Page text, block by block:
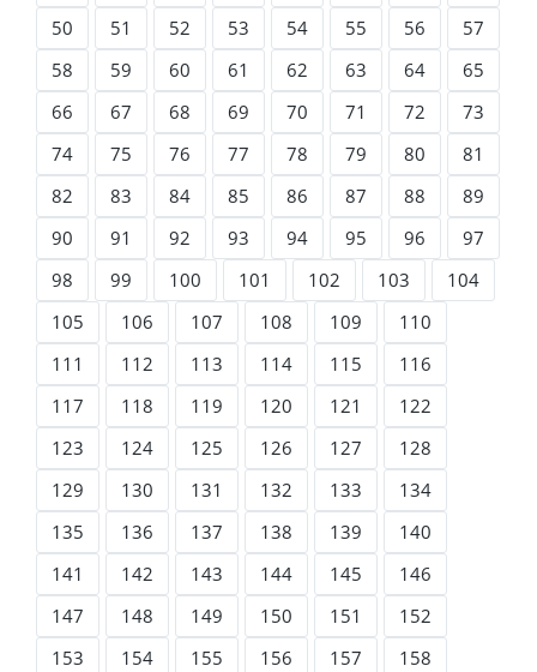
50
51 52 53 54 55 56
57
58
59 60 61 62 63 64
65
66
67 68 69 70 71 72
73
74
75 76 77 78 79 80
81
82
83 84 85 86 87 88
89
90
91 92 93 94 95 96
97
98
99 100 101 102 103
104
105
106 107 108 109
110
111
112 113 114 115
116
117
118 119 120 121
122
123
124 125 126 127
128
129
130 131 132 133
134
135
136 137 138 139
140
141
142 143 144 145
146
147
148 149 150 151
152
153
154 155 156 157
158